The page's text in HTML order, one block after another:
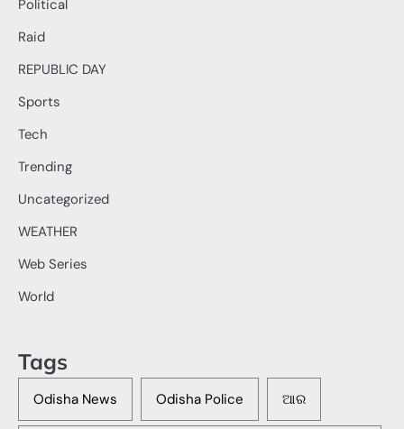
Political
Raid
REPUBLIC DAY
Sports
Tech
Trending
Uncategorized
WEATHER
Web Series
World
Tags
Odisha News Odisha Police ଆର